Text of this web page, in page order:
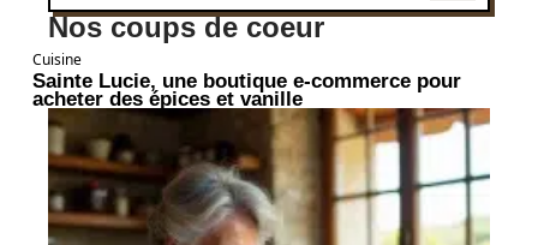
Nos coups de coeur
Cuisine
Sainte Lucie, une boutique e-commerce pour
acheter des épices et vanille